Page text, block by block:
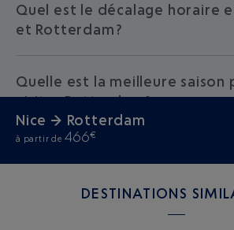
Nice → Rotterdam
à partir de 466€
Quel est le décalage horaire
et Rotterdam?
Quelle est la meilleure saison
visiter Rotterdam?
DESTINATIONS